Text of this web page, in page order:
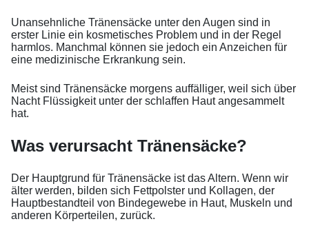
Unansehnliche Tränensäcke unter den Augen sind in
erster Linie ein kosmetisches Problem und in der Regel
harmlos. Manchmal können sie jedoch ein Anzeichen für
eine medizinische Erkrankung sein.
Meist sind Tränensäcke morgens auffälliger, weil sich über
Nacht Flüssigkeit unter der schlaffen Haut angesammelt
hat.
Was verursacht Tränensäcke?
Der Hauptgrund für Tränensäcke ist das Altern. Wenn wir
älter werden, bilden sich Fettpolster und Kollagen, der
Hauptbestandteil von Bindegewebe in Haut, Muskeln und
anderen Körperteilen, zurück.